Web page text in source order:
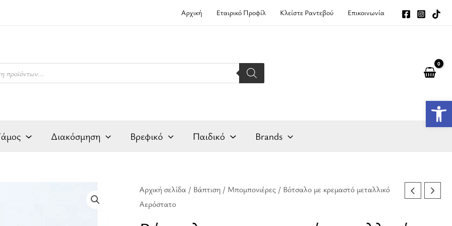
Αρχική Εταιρικό Προφίλ Κλείστε Ραντεβού Επικοινωνία
Διακόσμηση Βρεφικό Παιδικό Brands
Αρχική σελίδα / Βάπτιση / Μπομπονιέρες / Βότσαλο με κρεμαστό μεταλλικό
Αερόστατο
Βότσαλο
με
κρεμαστό